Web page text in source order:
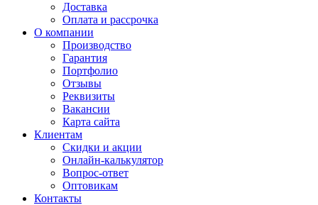
Доставка
Оплата и рассрочка
О компании
Производство
Гарантия
Портфолио
Отзывы
Реквизиты
Вакансии
Карта сайта
Клиентам
Скидки и акции
Онлайн-калькулятор
Вопрос-ответ
Оптовикам
Контакты